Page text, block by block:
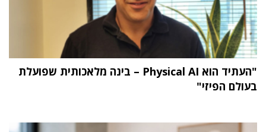
"העתיד הוא Physical AI – בינה מלאכותית שפועלת
בעולם הפיזי"